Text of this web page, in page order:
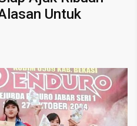
Untuk